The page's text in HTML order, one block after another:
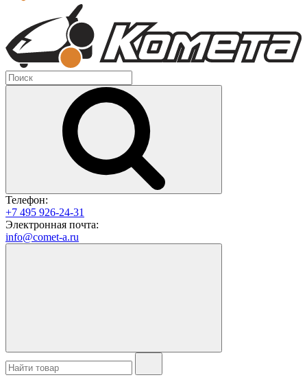
Телефон:
+7 495 926-24-31
Электронная почта:
info@comet-a.ru